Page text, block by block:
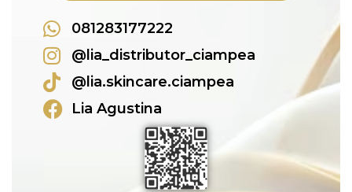
081283177222
@lia_distributor_ciampea
@lia.skincare.ciampea
Lia Agustina